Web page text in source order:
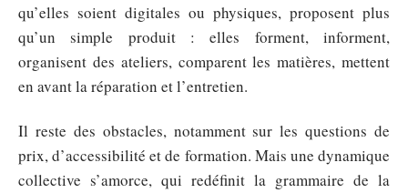
qu’elles soient digitales ou physiques, proposent plus
qu’un simple produit : elles forment, informent,
organisent des ateliers, comparent les matières, mettent
en avant la réparation et l’entretien.
Il reste des obstacles, notamment sur les questions de
prix, d’accessibilité et de formation. Mais une dynamique
collective s’amorce, qui redéfinit la grammaire de la